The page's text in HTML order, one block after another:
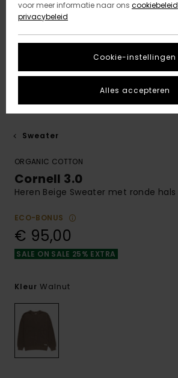
Sweater
ORGANIC COTTON
Cornell 3.0
Heren Beige Sweater met ronde hals
ECO-BONUS
€ 95,00
SALE ON SALE 25% EXTRA
Kleur Walnut
voor meer informatie naar ons cookiebeleid
privacybeleid
Cookie-instellingen
Alles accepteren